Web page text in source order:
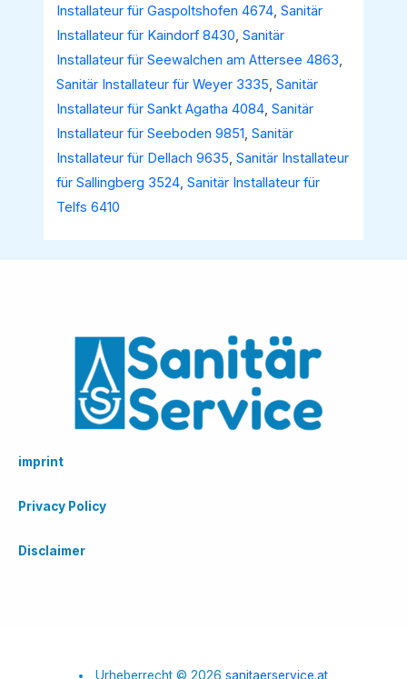
Installateur für Gaspoltshofen 4674,Sanitär
Installateur für Kaindorf 8430,Sanitär
Installateur für Seewalchen am Attersee 4863,
Sanitär Installateur für Weyer 3335,Sanitär
Installateur für Sankt Agatha 4084,Sanitär
Installateur für Seeboden 9851,Sanitär
Installateur für Dellach 9635,Sanitär Installateur
für Sallingberg 3524,Sanitär Installateur für
Telfs 6410
imprint
Privacy Policy
Disclaimer
Urheberrecht © 2026sanitaerservice.at